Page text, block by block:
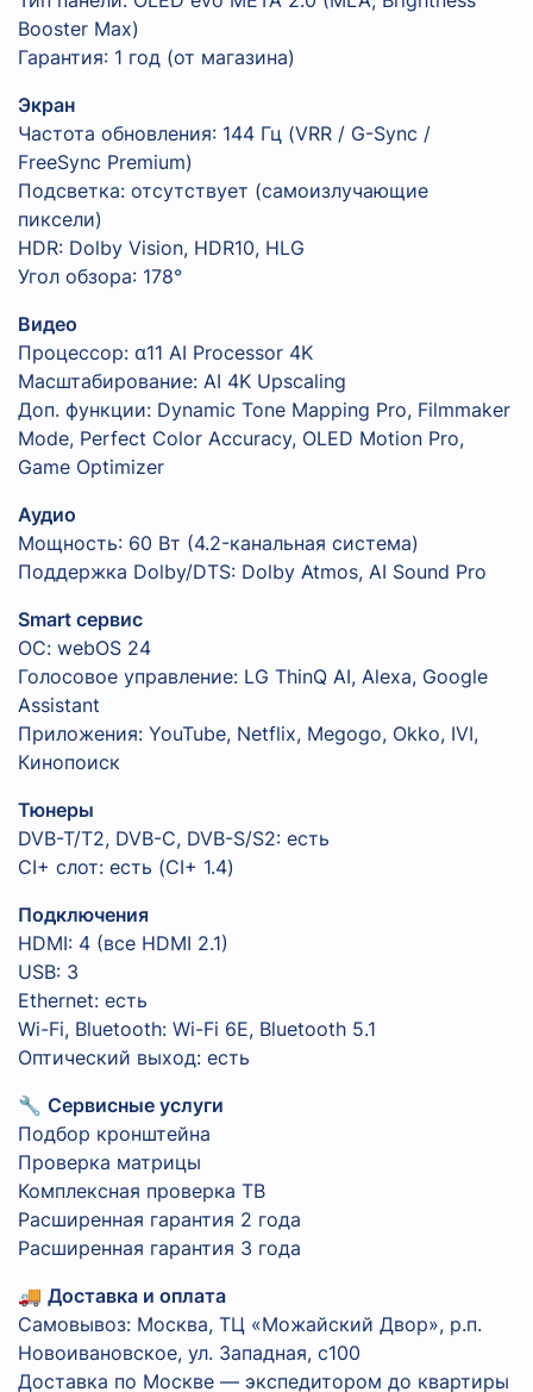
Booster Max)
Гарантия: 1 год (от магазина)
Экран
Частота обновления: 144 Гц (VRR / G-Sync /
FreeSync Premium)
Подсветка: отсутствует (самоизлучающие
пиксели)
HDR: Dolby Vision, HDR10, HLG
Угол обзора: 178°
Видео
Процессор: α11 AI Processor 4K
Масштабирование: AI 4K Upscaling
Доп. функции: Dynamic Tone Mapping Pro, Filmmaker
Mode, Perfect Color Accuracy, OLED Motion Pro,
Game Optimizer
Аудио
Мощность: 60 Вт (4.2-канальная система)
Поддержка Dolby/DTS: Dolby Atmos, AI Sound Pro
Smart сервис
ОС: webOS 24
Голосовое управление: LG ThinQ AI, Alexa, Google
Assistant
Приложения: YouTube, Netflix, Megogo, Okko, IVI,
Кинопоиск
Тюнеры
DVB-T/T2, DVB-C, DVB-S/S2: есть
CI+ слот: есть (CI+ 1.4)
Подключения
HDMI: 4 (все HDMI 2.1)
USB: 3
Ethernet: есть
Wi-Fi, Bluetooth: Wi-Fi 6E, Bluetooth 5.1
Оптический выход: есть
🔧 Сервисные услуги
Подбор кронштейна
Проверка матрицы
Комплексная проверка ТВ
Расширенная гарантия 2 года
Расширенная гарантия 3 года
🚚 Доставка и оплата
Самовывоз: Москва, ТЦ «Можайский Двор», р.п.
Новоивановское, ул. Западная, с100
Доставка по Москве — экспедитором до квартиры